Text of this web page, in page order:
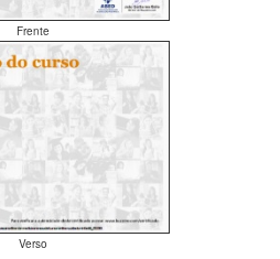
Frente
Verso